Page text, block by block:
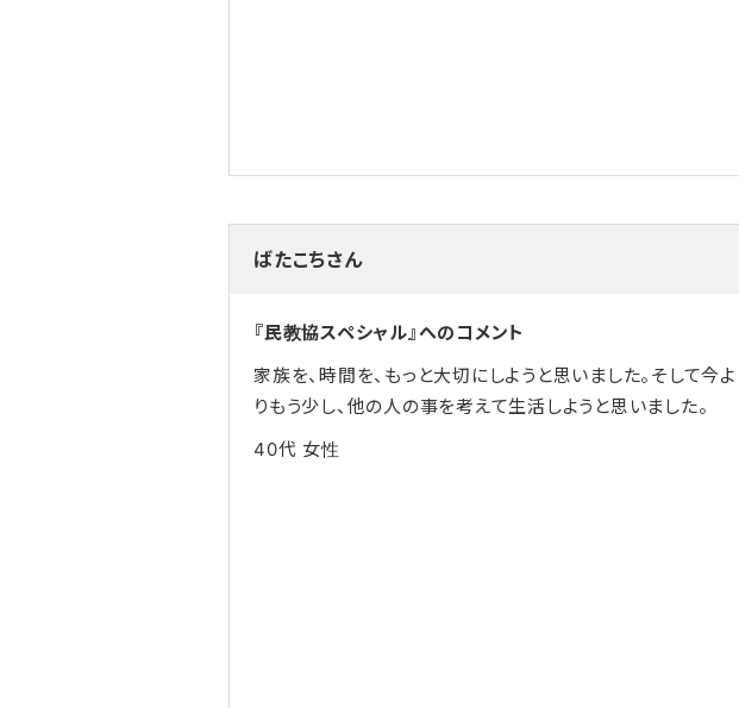
ばたこちさん
『民教協スペシャル』へのコメント
家族を、時間を、もっと大切にしようと思いました。そして今よ
りもう少し、他の人の事を考えて生活しようと思いました。
40代 女性